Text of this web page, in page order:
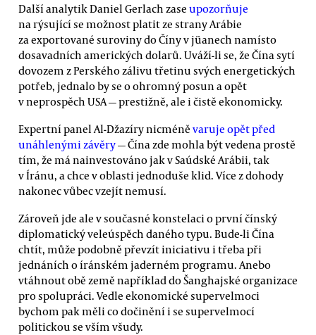
Další analytik Daniel Gerlach zase upozorňuje
na rýsující se možnost platit ze strany Arábie
za exportované suroviny do Číny v jüanech namísto
dosavadních amerických dolarů. Uváží-li se, že Čína sytí
dovozem z Perského zálivu třetinu svých energetických
potřeb, jednalo by se o ohromný posun a opět
v neprospěch USA — prestižně, ale i čistě ekonomicky.
Expertní panel Al-Džazíry nicméně varuje opět před
unáhlenými závěry— Čína zde mohla být vedena prostě
tím, že má nainvestováno jak v Saúdské Arábii, tak
v Íránu, a chce v oblasti jednoduše klid. Více z dohody
nakonec vůbec vzejít nemusí.
Zároveň jde ale v současné konstelaci o první čínský
diplomatický veleúspěch daného typu. Bude-li Čína
chtít, může podobně převzít iniciativu i třeba při
jednáních o íránském jaderném programu. Anebo
vtáhnout obě země například do Šanghajské organizace
pro spolupráci. Vedle ekonomické supervelmoci
bychom pak měli co dočinění i se supervelmocí
politickou se vším všudy.